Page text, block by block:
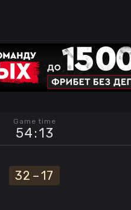
Game time
54:13
32 –17